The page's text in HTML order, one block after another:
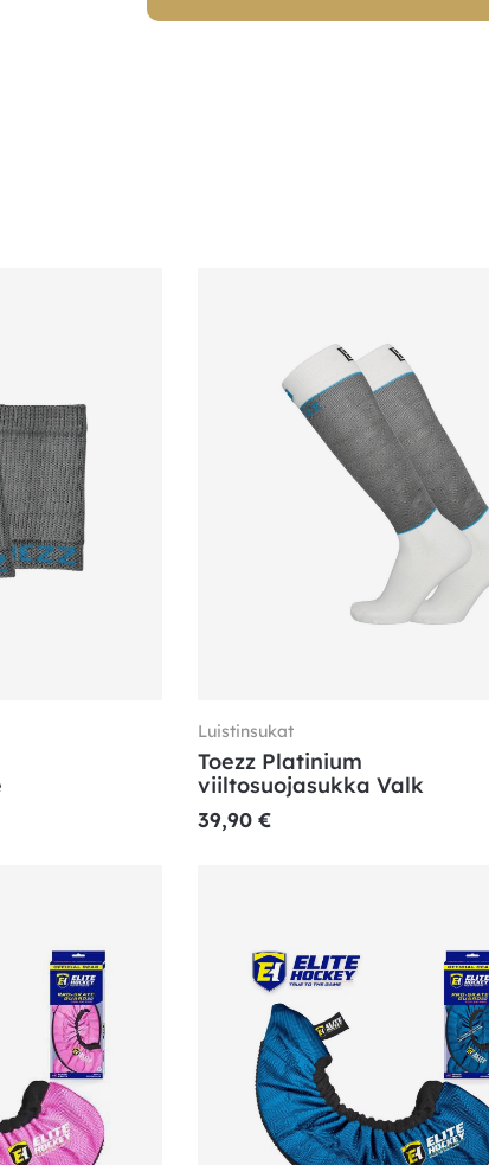
Luistinsukat
Toezz Platinium
viiltosuojasukka Valk
39,90 €